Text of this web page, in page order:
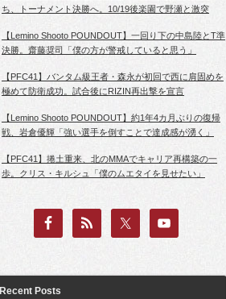
ち、トーナメント決勝へ。10/19後楽園で野瀬と激突
【Lemino Shooto POUNDOUT】一回り下の中島陸とT準
決勝。齋藤奨司「僕の方が警戒していると思う」
【PFC41】バンタム級王者・森永が初回で西に肩固めを
極めて防衛成功。試合後にRIZIN再出撃を宣言
【Lemino Shooto POUNDOUT】約1年4カ月ぶりの復帰
戦、岩倉優輝「強い選手を倒すことで達成感が湧く」
【PFC41】捲土重来、北のMMAでキャリア再構築の一
歩。クリス・キルシュ「僕のムエタイを見せたい」
Recent Posts